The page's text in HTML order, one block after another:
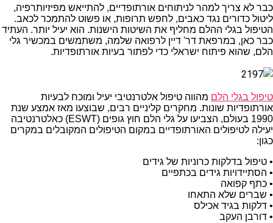
כבר לא צריך למהר לניתוחים אורתופדיים, להתייאש מפיזיותרפיה,
ליטול כדורים נגד כאבים, לחפש תרופות, או פשוט להתמכר לכאב.
הטיפול בגלי ההלם מחליף את השיטות הישנות. הוא יעיל יותר. העתיד
כבר כאן, במרפאת דר' דיין לרפואה שלמה, משתמשים במכשיר גלי
הלם, שהוא פיתוח ישראלי כדי לפתור בעיות אורתופדיות.
טיפול בגלי הלם מהווה טיפול אלטרנטיבי יעיל ומוכח לבעיות
אורתופדיות שונות. מחקרים קליניים רבים, שבוצעו מאז אמצע שנת
1990 בעולם, הצביעו על גלי הלם חוץ גופים (ESWT) כאלטרנטיבה
יעילה לטיפולים האורתופדיים במקום הטיפולים המקובלים במקרים
כגון:
• טיפול בדלקות כרוניות של גידים
• הסתיידויות גידים בכתפיים
• כתף קפואה
• שברים שלא התאחו
• דלקות בגיד אכילס
• דורבן העקב